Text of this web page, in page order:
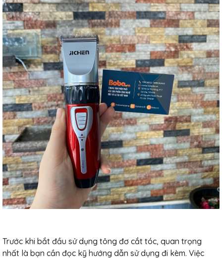
Trước khi bắt đầu sử dụng tông đơ cắt tóc, quan trọng
nhất là bạn cần đọc kỹ hướng dẫn sử dụng đi kèm. Việc